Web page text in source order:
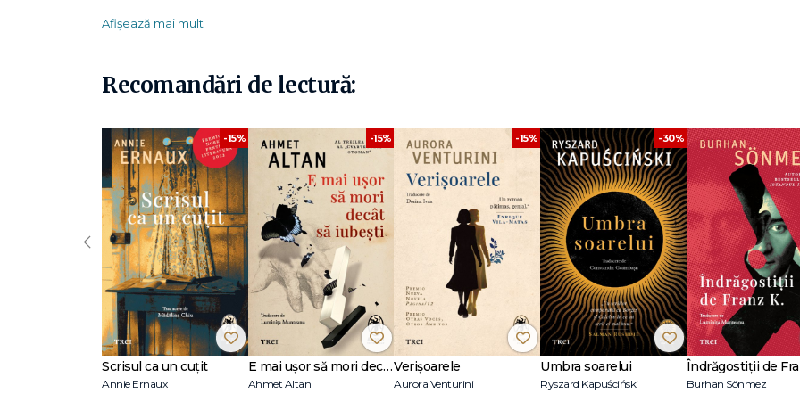
Stilul Slavenkăi Drakulić are poeticitatea austeră a scriiturii lui Marguerite Duras.
inimaginabile, pentru a ne transporta în trecutul nu foarte îndepărtat.
Timothy Snyder
Slavenka Drakulićs-a născut în Croația (fosta Iugoslavie) în 1949. A publicat șapte romane și cinci cărți de eseuri. Este
permanentă laThe Nation, iar eseurile ei au apărut în The New Republic,The New York Times Magazine,The New York Review of
Süddeutsche Zeitung,Internazionale,Dagens Nyheter The Guardian Eurozine
ș.a. În 2004 a primit prestigiosul The Leipzig Book
For European Understanding. În 2010, în cadrul Reuniunii Internaționale a Scriitorilor care a avut loc la Praga, a fost numită drept una
cele mai influente scriitoare europene a vremurilor noastre. În prezent, își împarte viața între Suedia, Austria și Croația, alături de
scriitorul și jurnalistul Richard Swartz.
Afișează mai mult
Recomandări de lectură:
-15%
Scrisul ca un cuțit
Annie Ernaux
-15%
E mai ușor să mori decât să iubești (seria Cvartetul Otoman, vol.3)
Ahmet Altan
-15%
Verișoarele
Aurora Venturini
-30%
Umbra soarelui
Ryszard Kapuściński
Îndrăgostiții de
Burhan Sönmez
‹